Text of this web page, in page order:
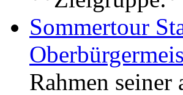
Sommertour
Rahmen